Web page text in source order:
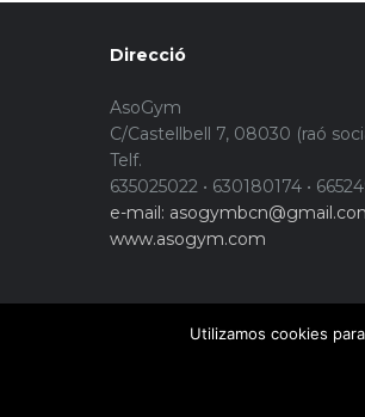
Direcció
AsoGym
C/Castellbell 7, 08030 (raó
Telf.
635025022 • 630180174 •
e-mail:
www.asogym.com
Utilizamos cookies